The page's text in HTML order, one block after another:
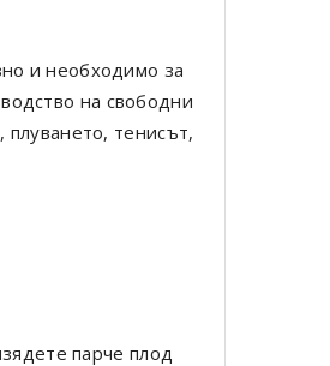
и необходимо за
на свободни
тенисът,
парче плод